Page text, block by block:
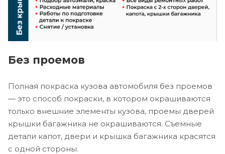
Без проемов
Полная покраска кузова автомобиля без проемов
— это способ покраски, в котором окрашиваются
только внешние элементы кузова, проемы дверей
крышки багажника не окрашиваются. Съемные
детали капот, двери и крышка багажника красятся
с одной стороны.